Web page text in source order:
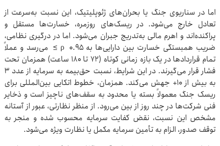
اما در سناریوی جنگ یا بحران‌های ژئوپلیتیک، این نسبت به‌سرعت از
تعادل خارج می‌شود. در ریسک‌های روزمره، خسارت‌ها مستقل و
پراکنده‌اند و اهرم مالی به‌تدریج جبران می‌شود. اما در درگیری نظامی،
ضریب همبستگی خسارت بین دارایی‌ها به ۰.۹۵ ρ ≥ می‌رسد و عملاً
تمام قراردادها در یک بازه‌ زمانی کوتاه (۷۲ تا ۱۸۰ ساعت) همزمان تحت
فشار قرار می‌گیرند. در این شرایط، نسبت حق‌بیمه به سرمایه از عدد ۳
به بیش از ۱۰+ جهش می‌کند. همزمان، خطوط اتکایی بین‌المللی برای
ریسک جنگ معمولاً بسته یا محدود به سقف‌های ناچیز است و ذخایر
فنی شرکت‌ها در چند روز از بین می‌رود. از منظر نظارتی، عبور از آستانه‌
مشخص این نسبت، نقض کفایت سرمایه محسوب شده و منجر به
توقف صدور، الزام به تأمین سرمایه‌ مکمل یا نظارت ویژه می‌شود.